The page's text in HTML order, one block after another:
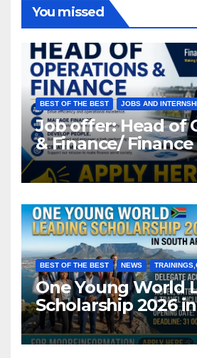
You missed
BEST OF THE BEST JOBS AND
Job offer: Head of
& Finance/
BEST OF THE BEST NEWS
One Young World
Scholarship 2026
Africa (Fully